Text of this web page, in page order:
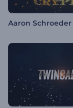
Aaron Schroeder